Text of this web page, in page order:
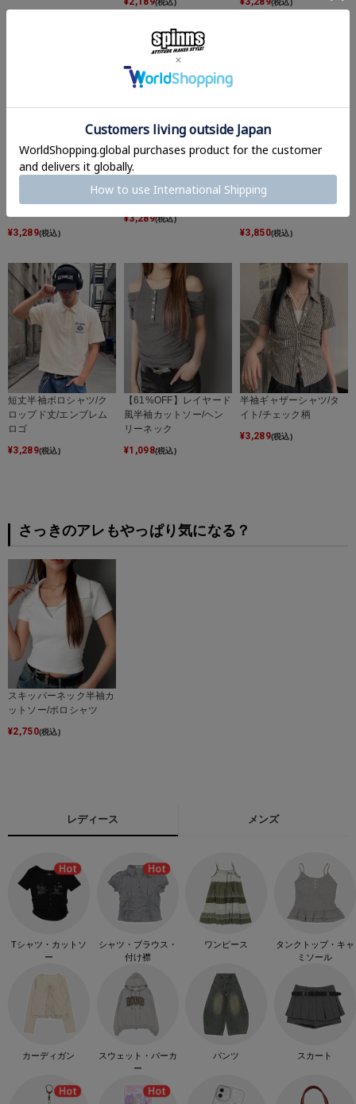
(税込) (税込)
ーネック半袖シャツ/袖
¥3,289(税込)
短丈半袖ポロシャツ/ク
ロップド丈/クロスロゴ
¥3,289(税込)
Vネック半袖Tシャツ/ド
ットロゴ/#ストリート女
¥3,850(税込)
短丈半袖ポロシャツ/ク
ロップド丈/エンブレム
ロゴ
¥3,289(税込)
【61%OFF】レイヤード
風半袖カットソー/ヘン
リーネック
¥1,098(税込)
半袖ギャザーシャツ/タ
イト/チェック柄
¥3,289(税込)
さっきのアレもやっぱり気になる？
スキッパーネック半袖カ
ットソー/ポロシャツ
¥2,750(税込)
レディース メンズ
Tシャツ・カットソ
ー
シャツ・ブラウス・
付け襟
ワンピース
タンクトップ・キャ
ミソール
カーディガン
スウェット・パーカ
ー
パンツ スカート